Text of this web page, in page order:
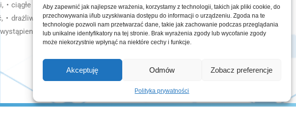
Aby zapewnić jak najlepsze wrażenia, korzystamy z technologii, takich jak pliki cookie, do
przechowywania i/lub uzyskiwania dostępu do informacji o urządzeniu. Zgoda na te
technologie pozwoli nam przetwarzać dane, takie jak zachowanie podczas przeglądania
lub unikalne identyfikatory na tej stronie. Brak wyrażenia zgody lub wycofanie zgody
może niekorzystnie wpłynąć na niektóre cechy i funkcje.
Akceptuję Odmów Zobacz preferencje
Polityka prywatności
ciągłe pragnienie, • nagła utrata masy ciała, • częste oddawanie moczu, •
• drażliwość, trudności z koncentracją. Do lekarza diabetologa należy się
cukrzycy ciążowej.